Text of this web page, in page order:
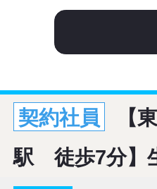
契約社員
【
駅 徒歩7分】